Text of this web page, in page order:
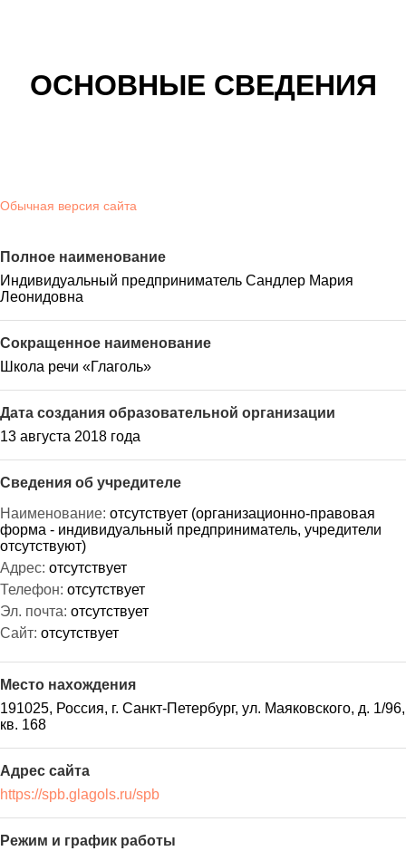
ОСНОВНЫЕ СВЕДЕНИЯ
Обычная версия сайта
Полное наименование
Индивидуальный предприниматель Сандлер Мария
Леонидовна
Сокращенное наименование
Школа речи «Глаголь»
Дата создания образовательной организации
13 августа 2018 года
Сведения об учредителе
Наименование: отсутствует (организационно-правовая
форма - индивидуальный предприниматель, учредители
отсутствуют)
Адрес: отсутствует
Телефон: отсутствует
Эл. почта: отсутствует
Сайт: отсутствует
Место нахождения
191025, Россия, г. Санкт-Петербург, ул. Маяковского, д. 1/96,
кв. 168
Адрес сайта
https://spb.glagols.ru/spb
Режим и график работы